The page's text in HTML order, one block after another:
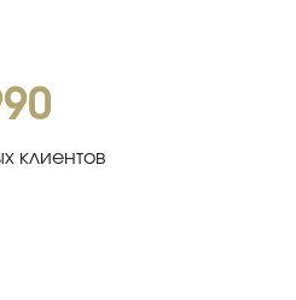
клиентов